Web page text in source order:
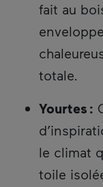
fait au
totale.
Yourtes :
le climat
toile